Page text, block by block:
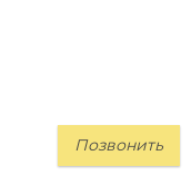
Позвонить